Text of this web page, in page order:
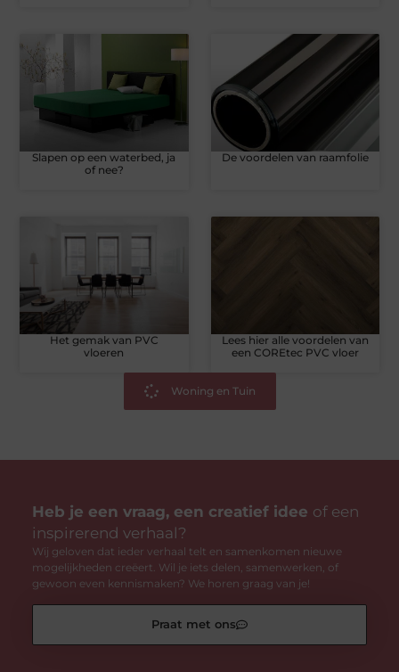
Slapen op een waterbed, ja
of nee?
De voordelen van raamfolie
Het gemak van PVC
vloeren
Lees hier alle voordelen van
een COREtec PVC vloer
Woning en Tuin
Heb je een vraag, een creatief idee of een
inspirerend verhaal?
Wij geloven dat ieder verhaal telt en samenkomen nieuwe
mogelijkheden creëert. Wil je iets delen, samenwerken, of
gewoon even kennismaken? We horen graag van je!
Praat met ons